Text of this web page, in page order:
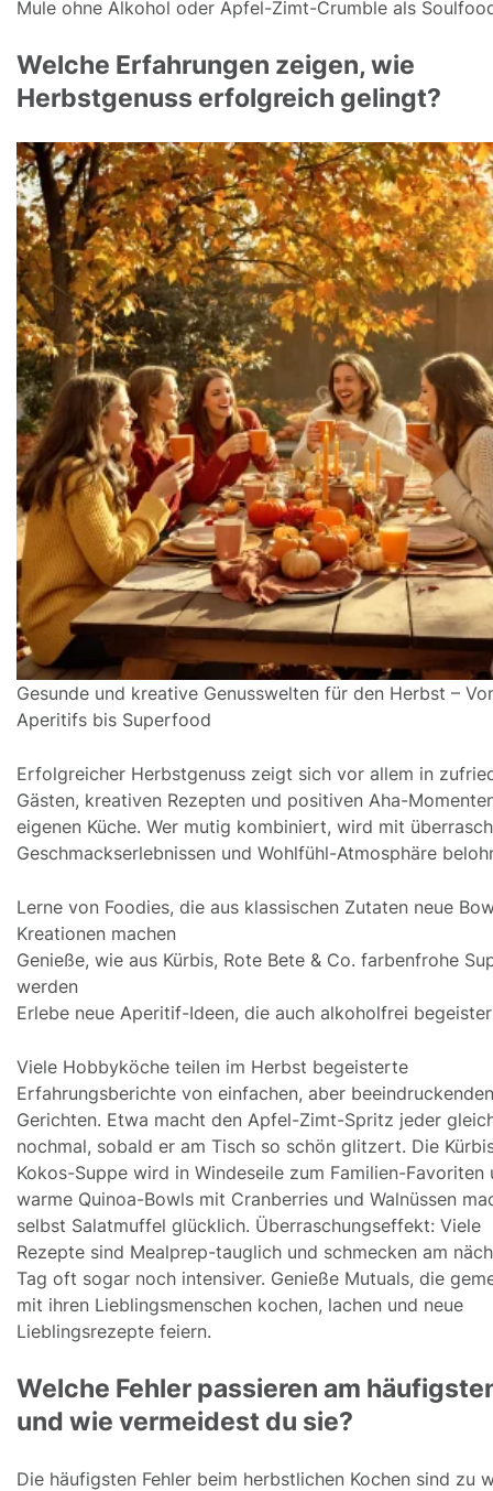
Mule ohne Alkohol oder Apfel-Zimt-Crumble als
Welche Erfahrungen zeigen, wie
Herbstgenuss erfolgreich gelingt?
Gesunde und kreative Genusswelten für den Herbst –
Aperitifs bis Superfood
Erfolgreicher Herbstgenuss zeigt sich vor allem in
Gästen, kreativen Rezepten und positiven Aha-
eigenen Küche. Wer mutig kombiniert, wird mit
Geschmackserlebnissen und Wohlfühl-Atmosphäre
Lerne von Foodies, die aus klassischen Zutaten neue
Kreationen machen
Genieße, wie aus Kürbis, Rote Bete & Co. farbenfrohe
werden
Erlebe neue Aperitif-Ideen, die auch alkoholfrei
Viele Hobbyköche teilen im Herbst begeisterte
Erfahrungsberichte von einfachen, aber beeindruckenden
Gerichten. Etwa macht den Apfel-Zimt-Spritz jeder
nochmal, sobald er am Tisch so schön glitzert. Die
Kokos-Suppe wird in Windeseile zum Familien-Favoriten
warme Quinoa-Bowls mit Cranberries und Walnüssen
selbst Salatmuffel glücklich. Überraschungseffekt: Viele
Rezepte sind Mealprep-tauglich und schmecken am
Tag oft sogar noch intensiver. Genieße Mutuals, die
mit ihren Lieblingsmenschen kochen, lachen und neue
Lieblingsrezepte feiern.
Welche Fehler passieren am
und wie vermeidest du sie?
Die häufigsten Fehler beim herbstlichen Kochen sind zu